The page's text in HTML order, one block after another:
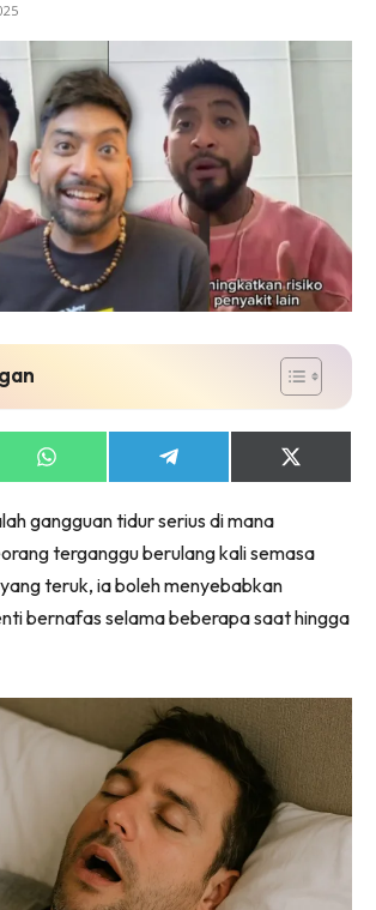
Share
on
Share
on
Share
on
gangguan tidur serius di mana
terganggu berulang kali semasa
teruk, ia boleh menyebabkan
bernafas selama beberapa saat hingga